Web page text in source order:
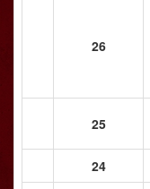
26
25
24